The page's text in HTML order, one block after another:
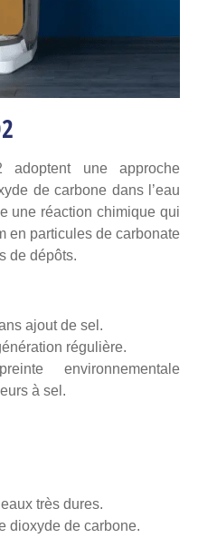
adoptent une approche
de carbone dans l’eau
une réaction chimique qui
en particules de carbonate
de dépôts.
ajout de sel.
régulière.
environnementale
à sel.
très dures.
dioxyde de carbone.